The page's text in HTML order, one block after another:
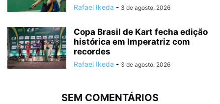
Rafael Ikeda - 3 de agosto, 2026
Copa Brasil de Kart fecha edição
histórica em Imperatriz com
recordes
Rafael Ikeda - 3 de agosto, 2026
SEM COMENTÁRIOS